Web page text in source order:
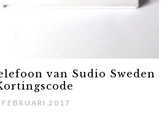
van Sudio Sweden
2017